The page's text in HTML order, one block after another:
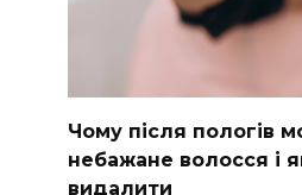
Чому після пологів
небажане волосся і
видалити